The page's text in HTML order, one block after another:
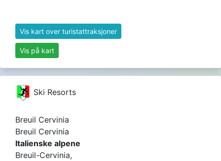
Vis kart over turistattraksjoner
Vis på kart
Ski Resorts
Breuil Cervinia
Breuil Cervinia
Italienske alpene
Breuil-Cervinia,